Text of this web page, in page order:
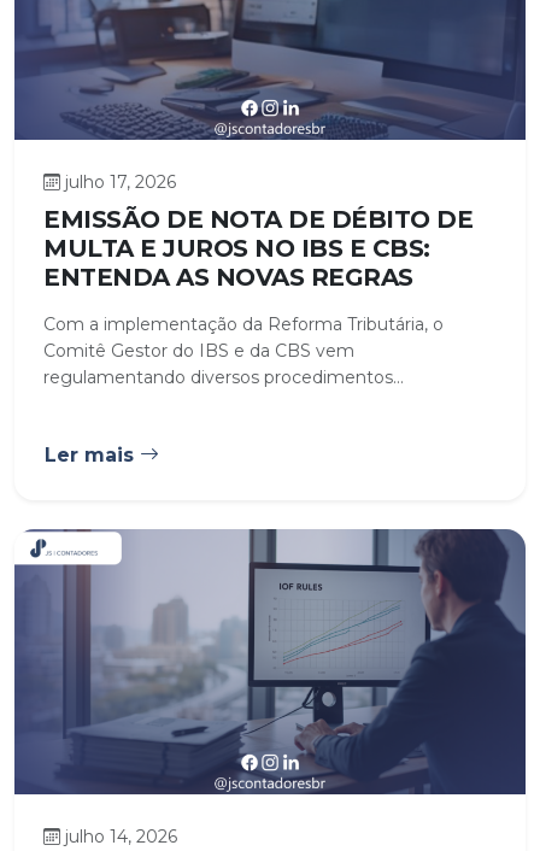
julho 17, 2026
EMISSÃO DE NOTA DE DÉBITO DE
MULTA E JUROS NO IBS E CBS:
ENTENDA AS NOVAS REGRAS
Com a implementação da Reforma Tributária, o
Comitê Gestor do IBS e da CBS vem
regulamentando diversos procedimentos...
Ler mais
julho 14, 2026